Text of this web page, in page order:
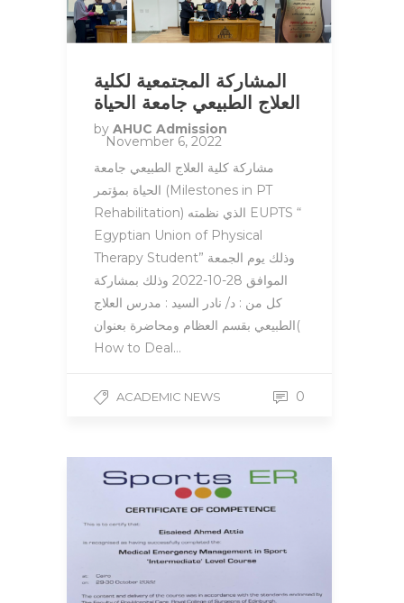
المشاركة المجتمعية لكلية
العلاج الطبيعي جامعة الحياة
by AHUC Admission
November 6, 2022
مشاركة كلية العلاج الطبيعي جامعة
الحياة بمؤتمر (Milestones in PT
Rehabilitation) الذي نظمته EUPTS “
Egyptian Union of Physical
Therapy Student” وذلك يوم الجمعة
الموافق 28-10-2022 وذلك بمشاركة
كل من : د/ نادر السيد : مدرس العلاج
الطبيعي بقسم العظام ومحاضرة بعنوان(
How to Deal…
ACADEMIC NEWS 0